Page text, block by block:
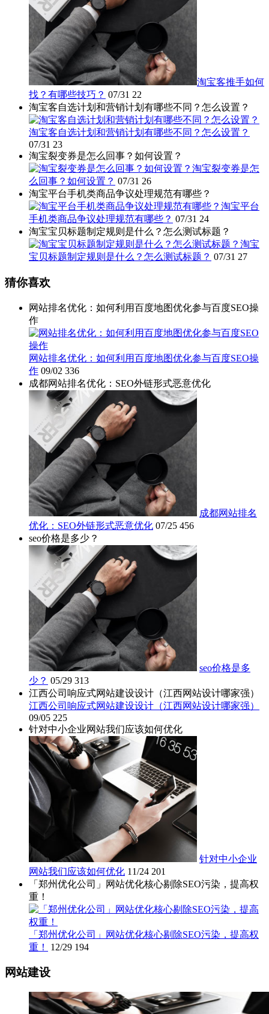
淘宝客推手如何
找？有哪些技巧？ 07/31 22
淘宝客自选计划和营销计划有哪些不同？怎么设置？
淘宝客自选计划和营销计划有哪些不同？怎么设置？
07/31 23
淘宝裂变券是怎么回事？如何设置？
淘宝裂变券是怎
么回事？如何设置？ 07/31 26
淘宝平台手机类商品争议处理规范有哪些？
淘宝平台
手机类商品争议处理规范有哪些？ 07/31 24
淘宝宝贝标题制定规则是什么？怎么测试标题？
淘宝
宝贝标题制定规则是什么？怎么测试标题？ 07/31 27
猜你喜欢
网站排名优化：如何利用百度地图优化参与百度SEO操
作
网站排名优化：如何利用百度地图优化参与百度SEO操
作 09/02 336
成都网站排名优化：SEO外链形式恶意优化
成都网站排名
优化：SEO外链形式恶意优化 07/25 456
seo价格是多少？
seo价格是多
少？ 05/29 313
江西公司响应式网站建设设计（江西网站设计哪家强）
江西公司响应式网站建设设计（江西网站设计哪家强）
09/05 225
针对中小企业网站我们应该如何优化
针对中小企业
网站我们应该如何优化 11/24 201
「郑州优化公司」网站优化核心剔除SEO污染，提高权
重！
「郑州优化公司」网站优化核心剔除SEO污染，提高权
重！
12/29 194
网站建设